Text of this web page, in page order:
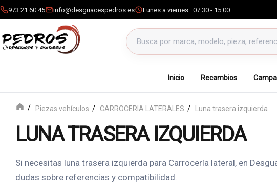
973 21 60 45 info@desguacespedros.es Lunes a viernes · 07:30 - 15:00
Buscar productos
Inicio Recambios
Piezas vehículos CARROCERIA LATERALES Luna trasera izquierda
LUNA TRASERA IZQUIERDA
Si necesitas luna trasera izquierda para Carrocería lateral, en
dudas sobre referencias y compatibilidad.